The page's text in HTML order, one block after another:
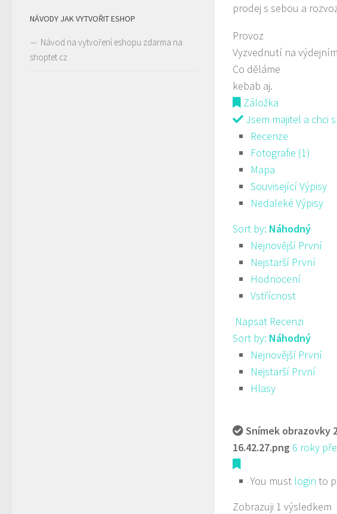
prodej s sebou a
Provoz
Vyzvednutí na
Co děláme
kebab aj.
Záložka
Jsem majitel a chci
Recenze
Fotografie (1)
Mapa
Související Výpisy
Nedaleké Výpisy
Sort by: Náhodný
Nejnovější První
Nejstarší První
Hodnocení
Vstřícnost
Napsat Recenzi
Sort by: Náhodný
Nejnovější První
Nejstarší První
Hlasy
Snímek obrazovky
16.42.27.png 6 roky
You must login to
Zobrazuji 1 výsledkem
NÁVODY JAK VYTVOŘIT ESHOP
Návod na vytvoření eshopu zdarma na
shoptet.cz